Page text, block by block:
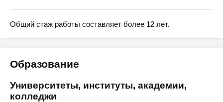
Общий стаж работы составляет более 12 лет.
Образование
Университеты, институты, академии,
колледжи